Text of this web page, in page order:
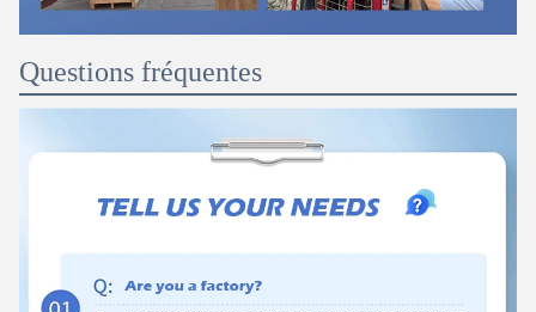
Questions fréquentes